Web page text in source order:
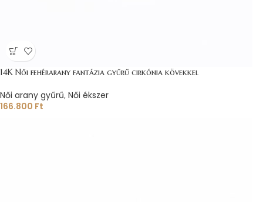
14K Női fehérarany fantázia gyűrű cirkónia kövekkel
Női arany gyűrű, Női ékszer
166.800 Ft